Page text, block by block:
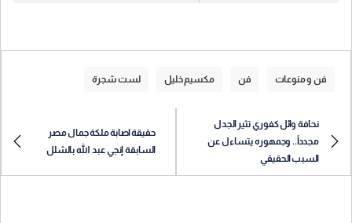
فن و منوعات فن مكسيم خليل لست شجرة
نحافة وائل كفوري تثير الجدل
مجدداً.. وجمهوره يتساءل عن
السبب الحقيقي
حقيقة اصابة ملكة جمال مصر
السابقة إنجي عبد الله بالشلل